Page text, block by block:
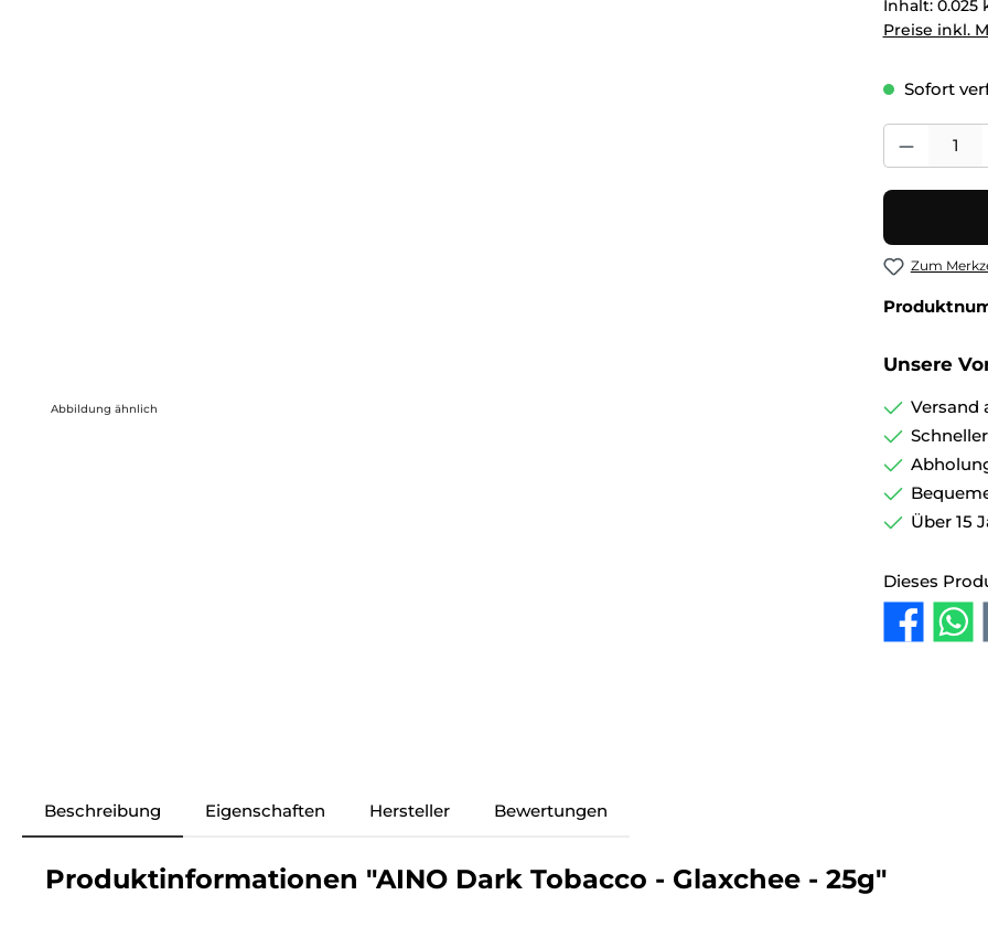
Abbildung ähnlich
Inhalt: 0.025
Preise inkl.
Sofort
Produkt
Zum
Unsere
Versand
Über 15
Dieses
Beschreibung Eigenschaften Hersteller Bewertungen
Produktinformationen "AINO Dark Tobacco - Glaxchee - 25g"